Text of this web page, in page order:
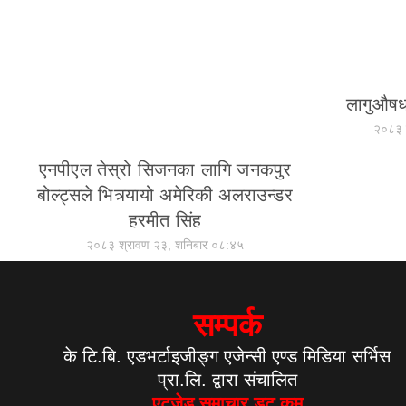
एनपीएल तेस्रो सिजनका लागि जनकपुर
बोल्ट्सले भित्र्यायो अमेरिकी अलराउन्डर
हरमीत सिंह
२०८३ श्रावण २३, शनिबार ०८:४५
२०८३
सम्पर्क
के टि.बि. एडभर्टाइजीङ्ग एजेन्सी एण्ड मिडिया सर्भिस
प्रा.लि. द्वारा संचालित